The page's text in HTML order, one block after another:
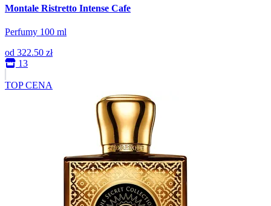
Montale Ristretto Intense Cafe
Perfumy 100 ml
od 322.50 zł
13
TOP CENA